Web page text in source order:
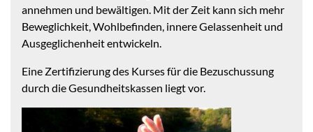
annehmen und bewältigen. Mit der Zeit kann sich mehr
Beweglichkeit, Wohlbefinden, innere Gelassenheit und
Ausgeglichenheit entwickeln.
Eine Zertifizierung des Kurses für die Bezuschussung
durch die Gesundheitskassen liegt vor.